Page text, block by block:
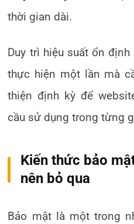
thời gian dài.
Duy trì hiệu suất ổn
thực hiện một lần mà
thiện định kỳ để
cầu sử dụng trong từng
Kiến thức bảo
nên bỏ qua
Bảo mật là một trong